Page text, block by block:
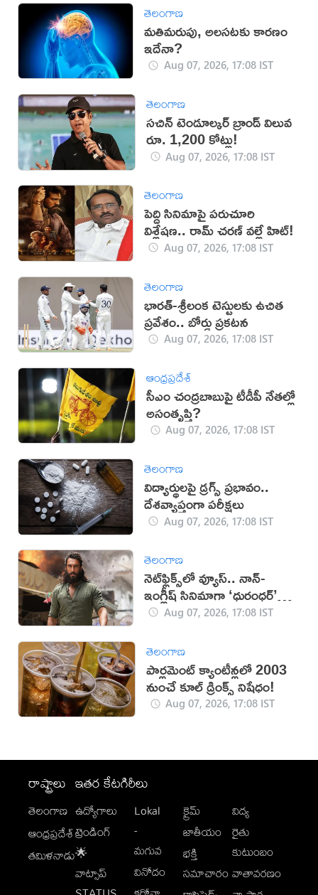
తెలంగాణ
మతిమరుపు, అలసటకు కారణం
ఇదేనా?
Aug 07, 2026, 17:08 IST
తెలంగాణ
సచిన్ టెండూల్కర్ బ్రాండ్ విలువ
రూ. 1,200 కోట్లు!
Aug 07, 2026, 17:08 IST
తెలంగాణ
పెద్ది సినిమాపై పరుచూరి
విశ్లేషణ.. రామ్ చరణ్ వల్లే హిట్!
Aug 07, 2026, 17:08 IST
తెలంగాణ
భారత్-శ్రీలంక టెస్టులకు ఉచిత
ప్రవేశం.. బోర్డు ప్రకటన
Aug 07, 2026, 17:08 IST
ఆంధ్రప్రదేశ్
సీఎం చంద్రబాబుపై టీడీపీ నేతల్లో
అసంతృప్తి?
Aug 07, 2026, 17:08 IST
తెలంగాణ
విద్యార్థులపై డ్రగ్స్ ప్రభావం..
దేశవ్యాప్తంగా పరీక్షలు
Aug 07, 2026, 17:08 IST
తెలంగాణ
నెట్‌ఫ్లిక్స్‌లో వ్యూస్.. నాన్-
ఇంగ్లీష్ సినిమాగా ‘ధురంధర్’
రికార్డుAug 07, 2026, 17:08 IST
తెలంగాణ
పార్లమెంట్ క్యాంటీన్లలో 2003
నుంచే కూల్ డ్రింక్స్ నిషేధం!
Aug 07, 2026, 17:08 IST
రాష్ట్రాలు
తెలంగాణ
ఆంధ్రప్రదేశ్
తమిళనాడు
ఇతర కేటగిరీలు
ఉద్యోగాలు
ట్రెండింగ్
🌟
వాట్సాప్
Lokal
-
మగువ
వినోదం
క్రైమ్
జాతీయం
భక్తి
సమాచారం
విద్య
రైతు
కుటుంబం
వాతావరణం